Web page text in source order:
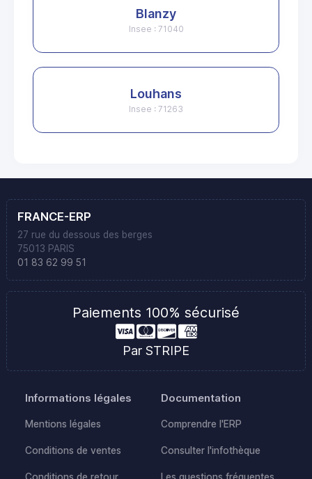
Blanzy
Insee : 71040
Louhans
Insee : 71263
FRANCE-ERP
27 rue du dessous des berges
75013 PARIS
01 83 62 99 51
Paiements 100% sécurisé
Par STRIPE
Informations légales
Mentions légales
Conditions de ventes
Documentation
Comprendre l'ERP
Consulter l'infothèque